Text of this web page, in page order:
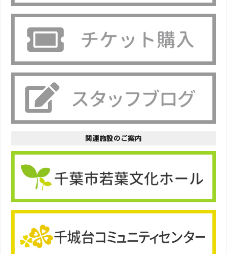
関連施設のご案内